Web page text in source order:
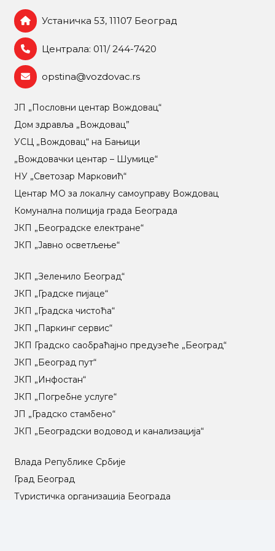
Устаничка 53, 11107 Београд
Централа: 011/ 244-7420
opstina@vozdovac.rs
ЈП „Пословни центар Вождовац“
Дом здравља „Вождовац”
УСЦ „Вождовац“ на Бањици
„Вождовачки центар – Шумице“
НУ „Светозар Марковић“
Центар МO за локалну самоуправу Вождовац
Комунална полиција града Београда
ЈКП „Београдске електране“
ЈКП „Јавно осветљење“
ЈКП „Зеленило Београд“
ЈКП „Градске пијаце“
ЈКП „Градска чистоћа“
ЈКП „Паркинг сервис“
ЈКП Градско саобраћајно предузеће „Београд“
ЈКП „Београд пут“
ЈКП „Инфостан“
ЈКП „Погребне услуге“
ЈП „Градско стамбено“
ЈКП „Београдски водовод и канализација“
Влада Републике Србије
Град Београд
Туристичка организација Београда